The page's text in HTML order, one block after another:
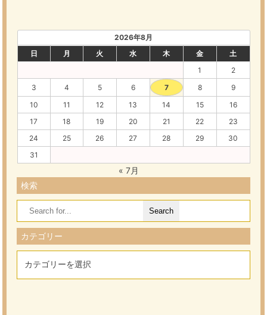
2026年8月
日
月 火 水 木 金
土
1
2
3
4 5 6 7 8
9
10
11 12 13 14 15
16
17
18 19 20 21 22
23
24
25 26 27 28 29
30
31
« 7月
検索
Search
for:
カテゴリー